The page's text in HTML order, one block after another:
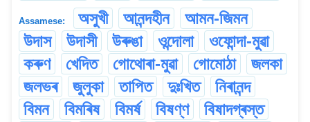
Assamese: অসুখী আনন্দহীন
আমন-জিমন
উদাস
উদাসী উৰুঙা ওন্দোলা
ওফোন্দা-মুৱা
কৰুণ
খেদিত গোথোৰা-মুৱা গোমোঠা
জলকা
জলভৰ
জুলুকা তাপিত দুঃখিত
নিৰানন্দ
বিমন
বিমৰিষ বিমৰ্ষ বিষণ্ণ
বিষাদগ্ৰস্ত